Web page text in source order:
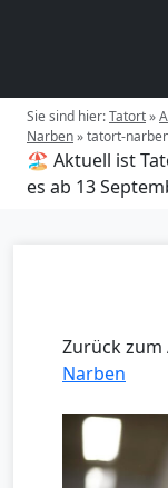
Sie sind hier:Tatort»
Narben»tatort-
🏖️ Aktuell ist
es ab 13
Zurück zum
Narben